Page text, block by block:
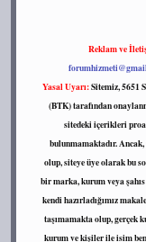
Reklam ve
Yasal Uyarı:Sitemiz, 5651
(BTK) tarafından
sitedeki içerikleri
bulunmamaktadır.
olup, siteye üye olarak bu
bir marka, kurum veya
kendi hazırladığımız
taşımamakta olup, gerçek
kurum ve kişiler ile isim